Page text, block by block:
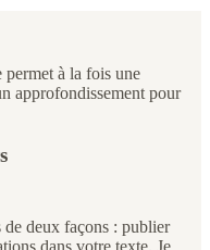
permet à la fois une
approfondissement pour
deux façons : publier
dans votre texte. Je